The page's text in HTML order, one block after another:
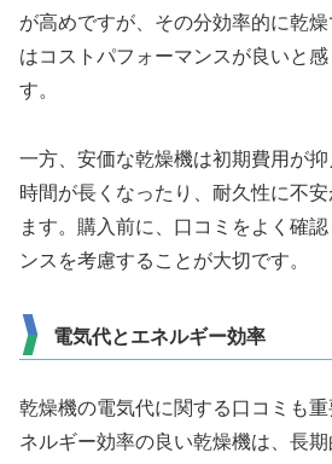
が高めですが、その分効率的に乾
はコストパフォーマンスが良いと
す。
一方、安価な乾燥機は初期費用が
時間が長くなったり、耐久性に不
ます。購入前に、口コミをよく確
ンスを考慮することが大切です。
電気代とエネルギー効率
乾燥機の電気代に関する口コミも
ネルギー効率の良い乾燥機は、長